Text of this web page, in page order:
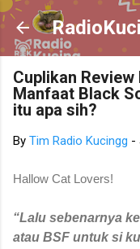
Cuplikan
Manfaat Black
itu apa sih?
By Tim Radio Kucingg -
Hallow Cat Lovers!
“Lalu sebenarnya
atau BSF untuk si